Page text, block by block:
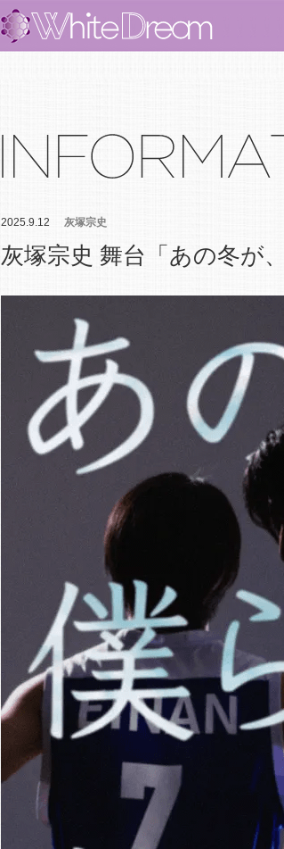
2025.9.12 灰塚宗史
灰塚宗史 舞台「あの冬が